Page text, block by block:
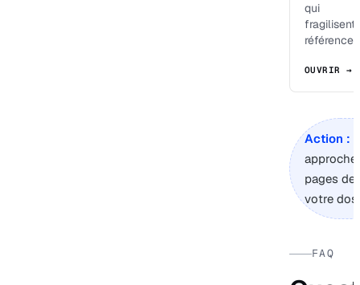
qui
fragilisent
OUVRIR →
Action :
pages de
votre
FAQ